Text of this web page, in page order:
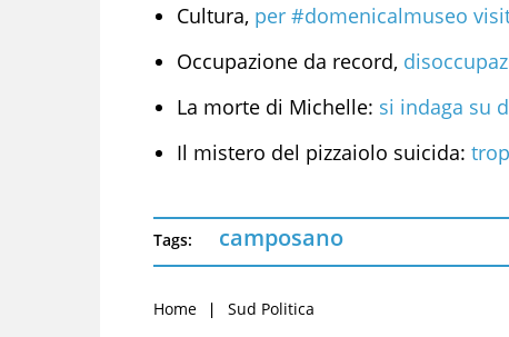
Cultura, per #domenicalmuseo
Occupazione da record,
La morte di Michelle: si indaga su
Il mistero del pizzaiolo suicida:
Tags: camposano
Home Sud Politica